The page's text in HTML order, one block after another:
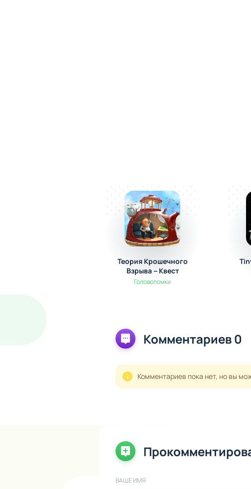
Теория Крошечного
Взрыва－Квест
Головоломки
Комментариев 0
Комментариев пока нет, но вы
ВАШЕ ИМЯ